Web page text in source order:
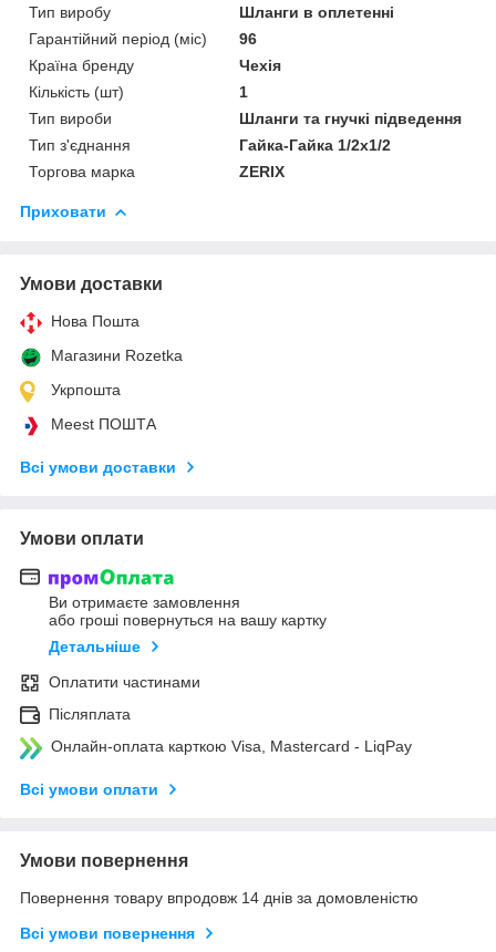
Тип виробу
Шланги в оплетенні
Гарантійний період (міс)
96
Країна бренду
Чехія
Кількість (шт)
1
Тип вироби
Шланги та гнучкі підведення
Тип з'єднання
Гайка-Гайка 1/2x1/2
Торгова марка
ZERIX
Приховати
Умови доставки
Нова Пошта
Магазини Rozetka
Укрпошта
Meest ПОШТА
Всі умови доставки
Умови оплати
Ви отримаєте замовлення
або гроші повернуться на вашу картку
Детальніше
Оплатити частинами
Післяплата
Онлайн-оплата карткою Visa, Mastercard - LiqPay
Всі умови оплати
Умови повернення
Повернення товару впродовж 14 днів за домовленістю
Всі умови повернення